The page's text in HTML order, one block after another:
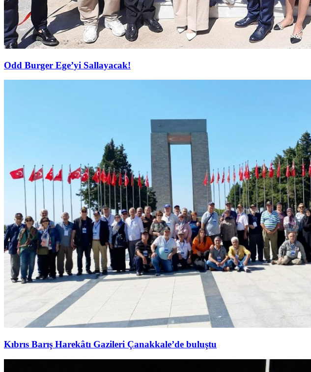
Odd Burger Ege’yi Sallayacak!
Kıbrıs Barış Harekâtı Gazileri Çanakkale’de buluştu